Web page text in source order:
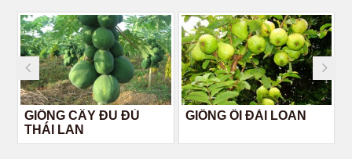
GIỐNG CÂY ĐU ĐỦ
THÁI LAN
GIỐNG ỔI ĐÀI LOAN